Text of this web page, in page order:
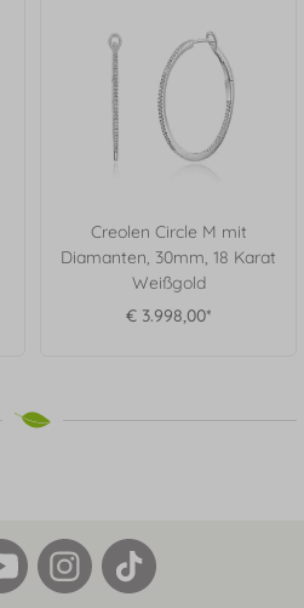
Creolen Circle M mit
Diamanten, 30mm, 18 Karat
Weißgold
€ 3.998,00*